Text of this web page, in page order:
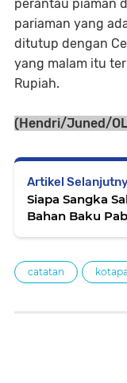
perantau piaman
pariaman yang
ditutup dengan
yang malam itu
Rupiah.
(Hendri/Juned/
Artikel
Siapa Sangka
Bahan Baku
catatan